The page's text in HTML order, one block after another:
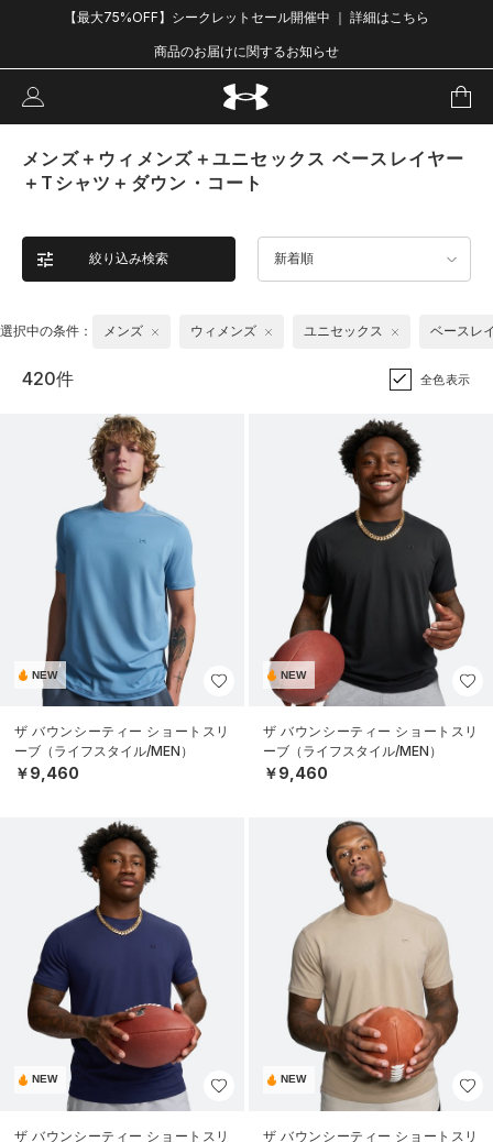
【最大75%OFF】シークレットセール開催中 ｜ 詳細はこちら
商品のお届けに関するお知らせ
メンズ＋ウィメンズ＋ユニセックス ベースレイヤー
＋Tシャツ＋ダウン・コート
絞り込み検索 新着順
選択中の条件： メンズ ウィメンズ ユニセックス ベースレ
420件 全色表示
NEW
ザ バウンシーティー ショートスリ
ーブ（ライフスタイル/MEN）
￥9,460
NEW
ザ バウンシーティー ショートスリ
ーブ（ライフスタイル/MEN）
￥9,460
NEW
ザ バウンシーティー ショートスリ
NEW
ザ バウンシーティー ショートスリ